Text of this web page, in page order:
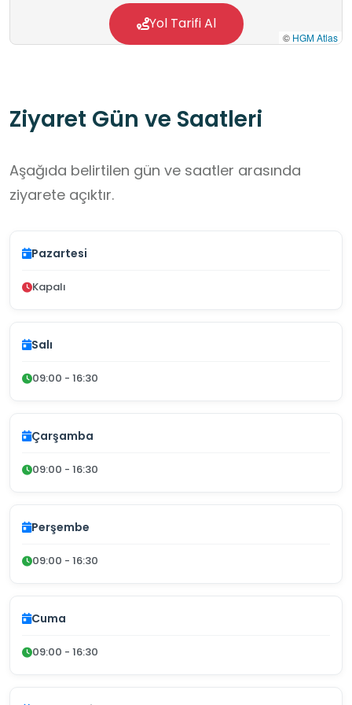
© HGM Atlas
Yol Tarifi Al
Ziyaret Gün ve Saatleri
Aşağıda belirtilen gün ve saatler arasında
ziyarete açıktır.
Pazartesi
Kapalı
Salı
09:00 - 16:30
Çarşamba
09:00 - 16:30
Perşembe
09:00 - 16:30
Cuma
09:00 - 16:30